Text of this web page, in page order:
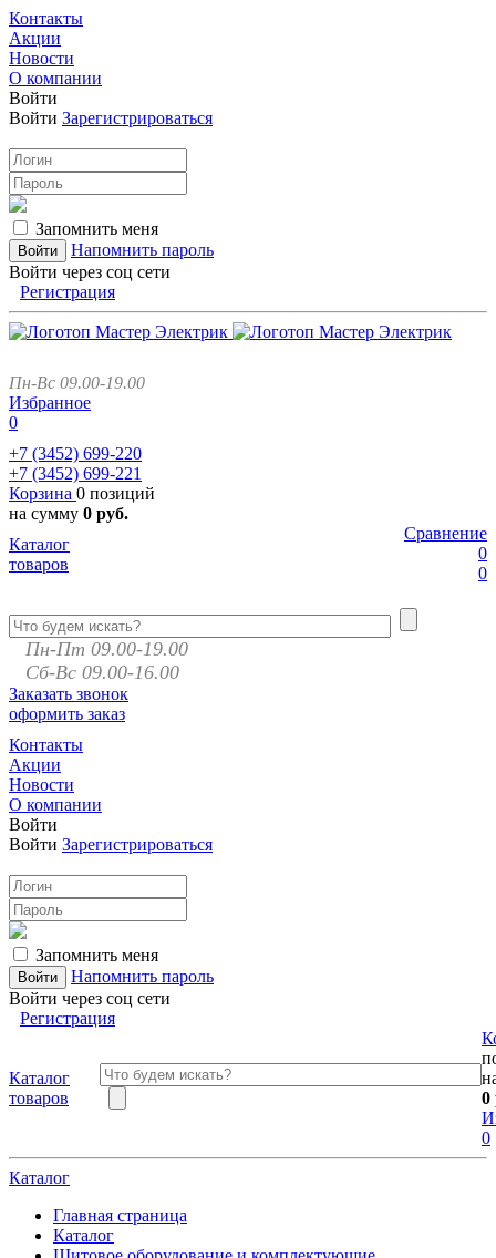
Контакты
Акции
Новости
О компании
Войти
Войти Зарегистрироваться
Запомнить меня
Напомнить пароль
Войти через соц сети
Регистрация
Пн-Вс 09.00-19.00
Избранное
0
+7 (3452) 699-220
+7 (3452) 699-221
Корзина 0 позиций
на сумму 0 руб.
Сравнение
0
0
Каталог
товаров
Пн-Пт 09.00-19.00
Сб-Вс 09.00-16.00
Заказать звонок
оформить заказ
Контакты
Акции
Новости
О компании
Войти
Войти Зарегистрироваться
Запомнить меня
Напомнить пароль
Войти через соц сети
Регистрация
Каталог
товаров
0
0
Каталог
Главная страница
Каталог